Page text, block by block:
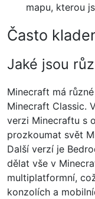
mapu, kterou
Často
Jaké jsou
Minecraft má
Minecraft Classic.
verzi Minecraftu s
prozkoumat svět
Další verzí je
dělat vše v
multiplatformní,
konzolích a